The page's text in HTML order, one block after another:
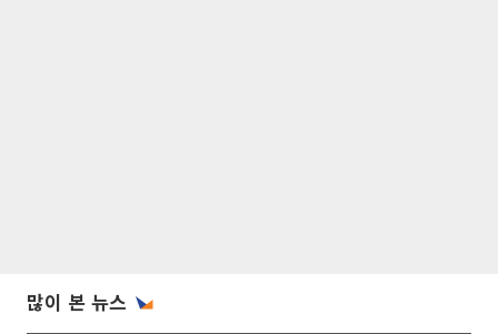
많이 본 뉴스